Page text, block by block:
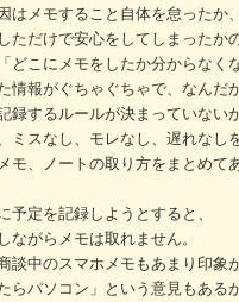
はメモすること自体を怠ったか、
ただけで安心をしてしまったか
どこにメモをしたか分からなく
情報がぐちゃぐちゃで、なんだ
録するルールが決まっていない
ミスなし、モレなし、遅れなし
モ、ノートの取り方をまとめて
予定を記録しようとすると、
ながらメモは取れません。
談中のスマホメモもあまり印象
らパソコン」という意見もある